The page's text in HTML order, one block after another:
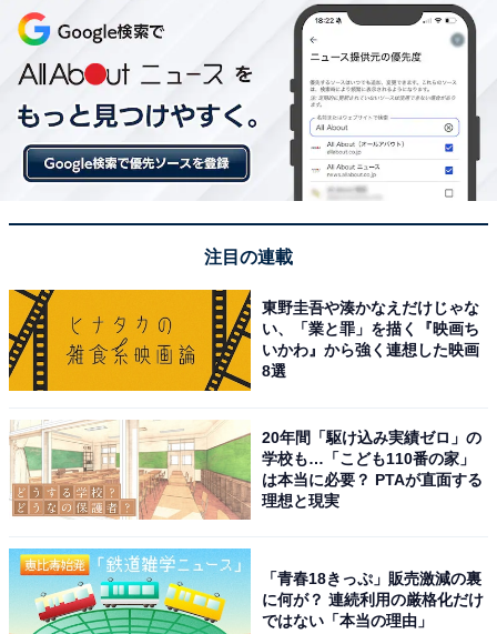
注目の連載
東野圭吾や湊かなえだけじゃな
い、「業と罪」を描く『映画ち
いかわ』から強く連想した映画
8選
20年間「駆け込み実績ゼロ」の
学校も…「こども110番の家」
は本当に必要？ PTAが直面する
理想と現実
「青春18きっぷ」販売激減の裏
に何が？ 連続利用の厳格化だけ
ではない「本当の理由」